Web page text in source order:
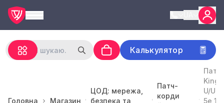
Калькулятор
Головна Магазин
ЦОД: мережа,
безпека та
Патч-
корди
U/
5e 1